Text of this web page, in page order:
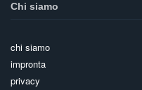
Chi siamo
chi siamo
impronta
privacy